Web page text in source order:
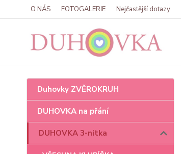
O NÁS FOTOGALERIE Nejčastější dotazy
Duhovky ZVĚROKRUH
DUHOVKA na přání
DUHOVKA 3-nitka